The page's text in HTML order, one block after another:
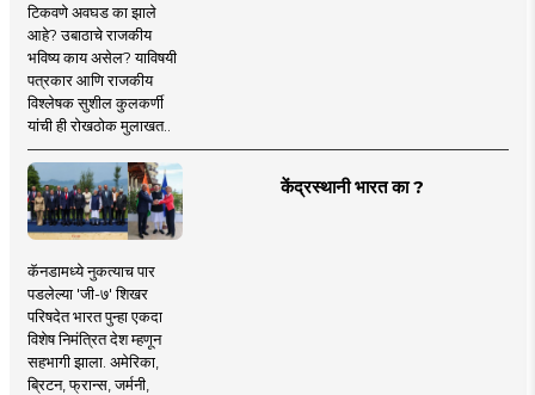
टिकवणे अवघड का झाले
आहे? उबाठाचे राजकीय
भविष्य काय असेल? याविषयी
पत्रकार आणि राजकीय
विश्लेषक सुशील कुलकर्णी
यांची ही रोखठोक मुलाखत..
केंद्रस्थानी भारत का ?
कॅनडामध्ये नुकत्याच पार
पडलेल्या 'जी-७' शिखर
परिषदेत भारत पुन्हा एकदा
विशेष निमंत्रित देश म्हणून
सहभागी झाला. अमेरिका,
ब्रिटन, फ्रान्स, जर्मनी,